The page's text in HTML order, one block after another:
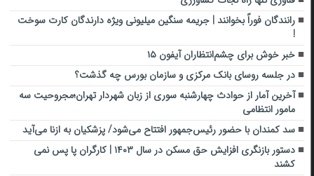
رانندگان فوراً بخوانند | جریمه سنگین میلیونی ویژه دارندگان کارت سوخت
خبر خوش برای چشم‌انتظاران آیفون ۱۵
در جلسه روسای بانک مرکزی و سازمان بورس چه گذشت؟
آخرین آمار از حوادث چهارشنبه سوری از زبان شهردار تهران؛مجروحیت سه
مامور انتظامی
سد کمندان با حضور رئیس‌جمهور افتتاح می‌شود/ پزشکیان به ازنا می‌آید
دستور بازنگری افزایش حق مسکن در سال ۱۴۰۳ | کارگران پا پس نمی
کشند